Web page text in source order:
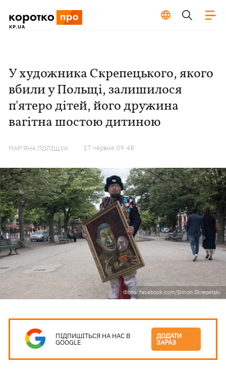
У художника Скрепецького, якого
вбили у Польщі, залишилося
п'ятеро дітей, його дружина
вагітна шостою дитиною
МАР'ЯНА ПОЛІЩУК 17 червня 09:48
Фото: facebook.com/Simon Skrepetski
ПІДПИШІТЬСЯ НА НАС В
GOOGLE
ДОДАТИ
ЗАРАЗ